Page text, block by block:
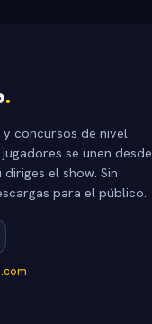
.
concursos de nivel
se unen desde
el show. Sin
para el público.